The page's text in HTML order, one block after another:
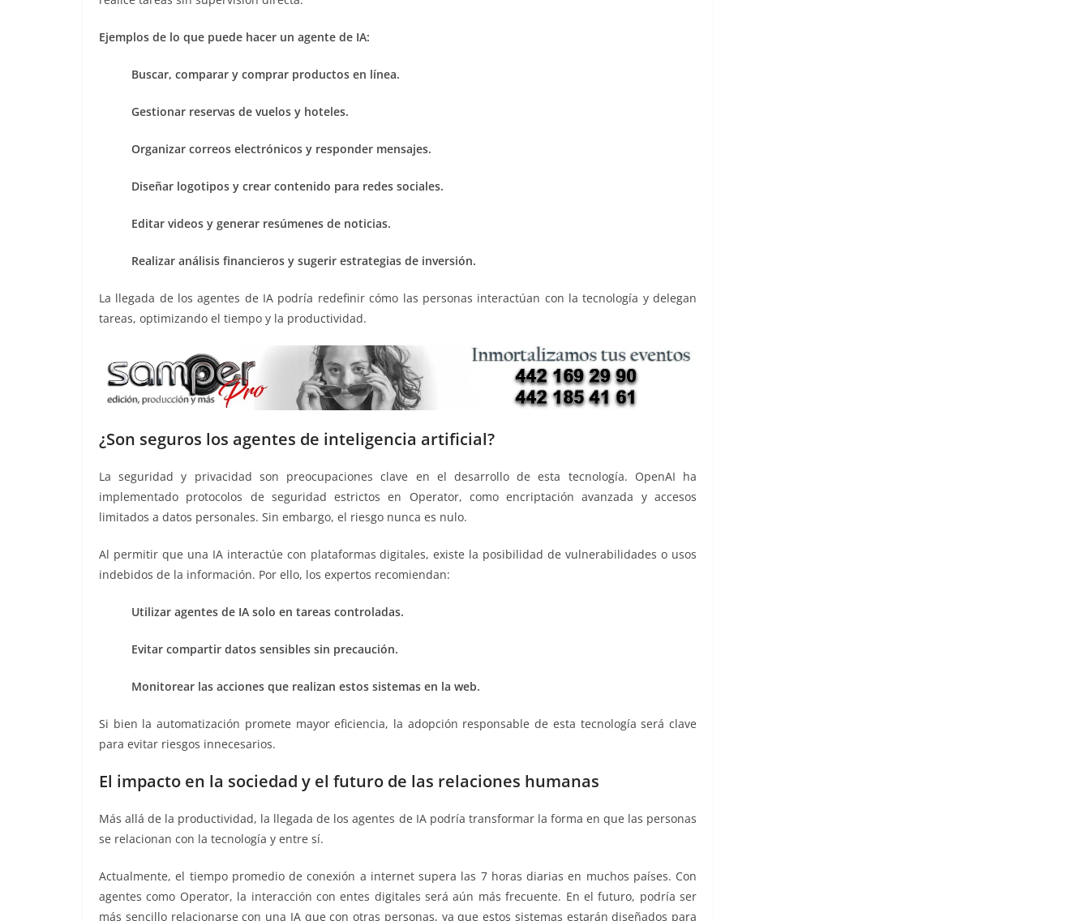
Ejemplos de lo que puede hacer un agente de IA:
Buscar, comparar y comprar productos en línea.
Gestionar reservas de vuelos y hoteles.
Organizar correos electrónicos y responder mensajes.
Diseñar logotipos y crear contenido para redes sociales.
Editar videos y generar resúmenes de noticias.
Realizar análisis financieros y sugerir estrategias de inversión.
La llegada de los agentes de IA podría redefinir cómo las personas interactúan con la tecnología y delegan
tareas, optimizando el tiempo y la productividad.
¿Son seguros los agentes de inteligencia artificial?
La seguridad y privacidad son preocupaciones clave en el desarrollo de esta tecnología. OpenAI ha
implementado protocolos de seguridad estrictos en Operator, como encriptación avanzada y accesos
limitados a datos personales. Sin embargo, el riesgo nunca es nulo.
Al permitir que una IA interactúe con plataformas digitales, existe la posibilidad de vulnerabilidades o usos
indebidos de la información. Por ello, los expertos recomiendan:
Utilizar agentes de IA solo en tareas controladas.
Evitar compartir datos sensibles sin precaución.
Monitorear las acciones que realizan estos sistemas en la web.
Si bien la automatización promete mayor eficiencia, la adopción responsable de esta tecnología será clave
para evitar riesgos innecesarios.
El impacto en la sociedad y el futuro de las relaciones humanas
Más allá de la productividad, la llegada de los agentes de IA podría transformar la forma en que las personas
se relacionan con la tecnología y entre sí.
Actualmente, el tiempo promedio de conexión a internet supera las 7 horas diarias en muchos países. Con
agentes como Operator, la interacción con entes digitales será aún más frecuente. En el futuro, podría ser
más sencillo relacionarse con una IA que con otras personas, ya que estos sistemas estarán diseñados para